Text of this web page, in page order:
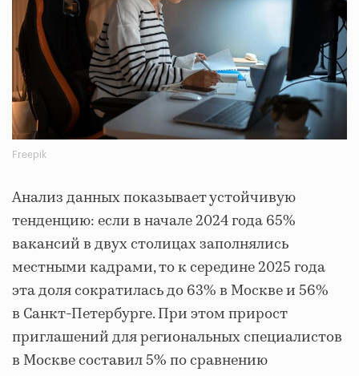
Freepik
Анализ данных показывает устойчивую
тенденцию: если в начале 2024 года 65%
вакансий в двух столицах заполнялись
местными кадрами, то к середине 2025 года
эта доля сократилась до 63% в Москве и 56%
в Санкт-Петербурге. При этом прирост
приглашений для региональных специалистов
в Москве составил 5% по сравнению